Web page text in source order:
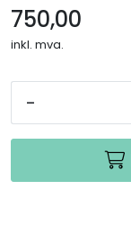
750,00
inkl. mva.
-